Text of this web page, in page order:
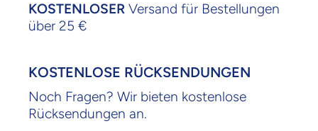
KOSTENLOSER Versand für Bestellungen
über 25 €
KOSTENLOSE RÜCKSENDUNGEN
Noch Fragen? Wir bieten kostenlose
Rücksendungen an.